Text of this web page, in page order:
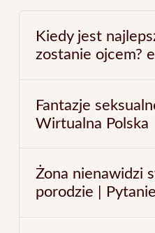
Kiedy jest
zostanie ojcem?
Fantazje
Wirtualna Polska
Żona nienawidzi
porodzie |